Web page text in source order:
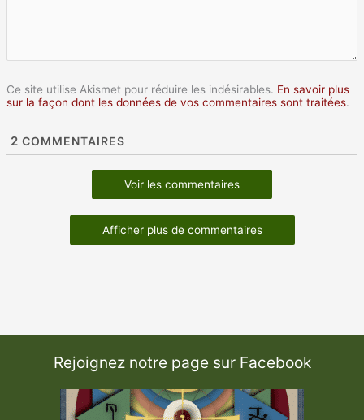
Ce site utilise Akismet pour réduire les indésirables. En savoir plus
sur la façon dont les données de vos commentaires sont traitées.
2 COMMENTAIRES
Voir les commentaires
Afficher plus de commentaires
Rejoignez notre page sur Facebook